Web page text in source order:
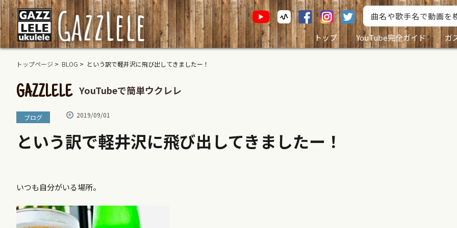
トップ YouTube完全ガイド ガ
トップページ > BLOG > という訳で軽井沢に飛び出してきましたー！
GAZZLELE YouTubeで簡単ウクレレ
ブログ 2019/09/01
という訳で軽井沢に飛び出してきましたー！
いつも自分がいる場所。